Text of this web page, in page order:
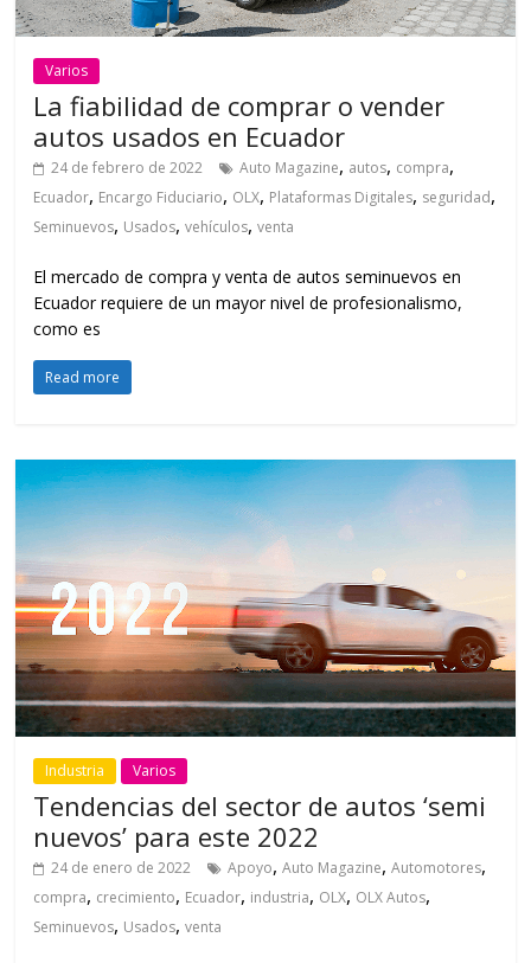
Varios
La fiabilidad de comprar o vender
autos usados en Ecuador
24 de febrero de 2022 Auto Magazine, autos, compra,
Ecuador, Encargo Fiduciario, OLX, Plataformas Digitales, seguridad,
Seminuevos, Usados,vehículos,venta
El mercado de compra y venta de autos seminuevos en
Ecuador requiere de un mayor nivel de profesionalismo,
como es
Read more
Industria Varios
Tendencias del sector de autos ‘semi
nuevos’ para este 2022
24 de enero de 2022 Apoyo,Auto Magazine,Automotores,
compra, crecimiento, Ecuador, industria, OLX, OLX Autos,
Seminuevos, Usados,venta